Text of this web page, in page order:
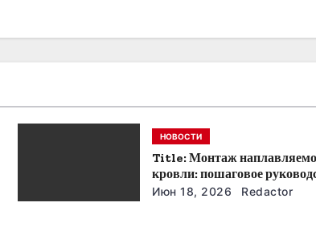
НОВОСТИ
Title: Монтаж
кровли: пошаговое
советы
Июн 18, 2026 Redactor